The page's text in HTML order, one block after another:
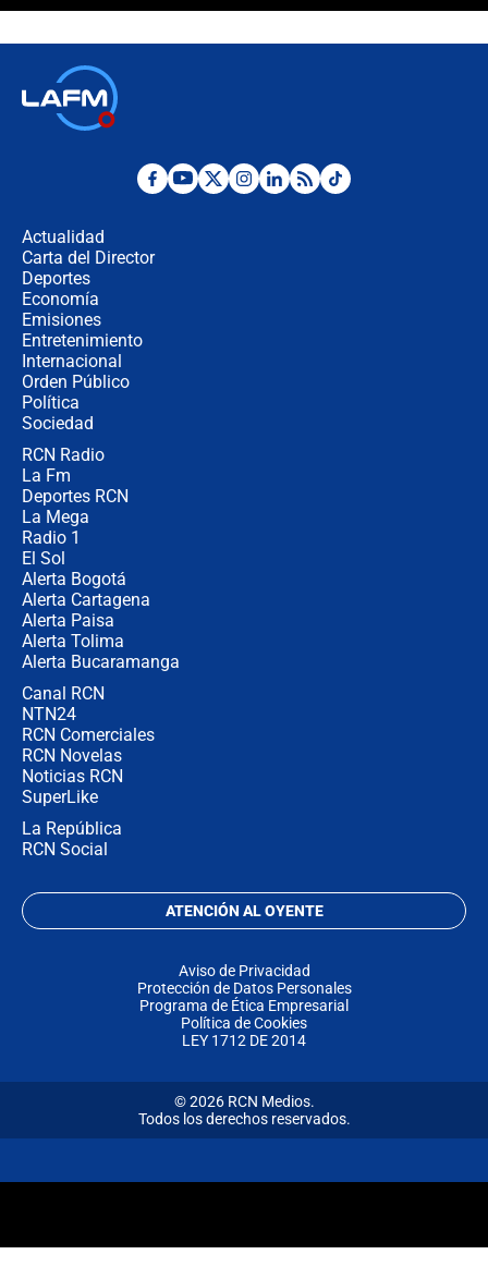
"No hubo fraude ni posibilidad de
Actualidad
Carta del Director
Deportes
Economía
Emisiones
Entretenimiento
Internacional
Orden Público
Política
Sociedad
RCN Radio
La Fm
Deportes RCN
La Mega
Radio 1
El Sol
Alerta Bogotá
Alerta Cartagena
Alerta Paisa
Alerta Tolima
Alerta Bucaramanga
Canal RCN
NTN24
RCN Comerciales
RCN Novelas
Noticias RCN
SuperLike
La República
RCN Social
ATENCIÓN AL OYENTE
Aviso de Privacidad
Protección de Datos Personales
Programa de Ética Empresarial
Política de Cookies
LEY 1712 DE 2014
© 2026 RCN Medios.
Todos los derechos reservados.